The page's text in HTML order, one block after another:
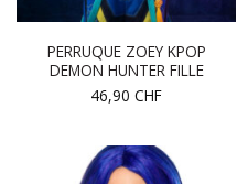
PERRUQUE ZOEY KPOP
DEMON HUNTER FILLE
46,90 CHF